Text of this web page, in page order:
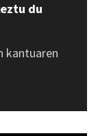
du
kantuaren